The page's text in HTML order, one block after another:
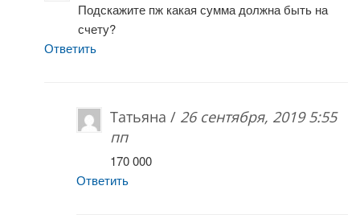
Подскажите пж какая сумма должна быть на
счету?
Ответить
Татьяна / 26 сентября, 2019 5:55
пп
170 000
Ответить